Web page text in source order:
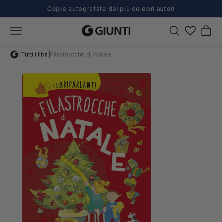
Copie autografate dai più celebri autori
Tutti i libri Filastrocche di Natale